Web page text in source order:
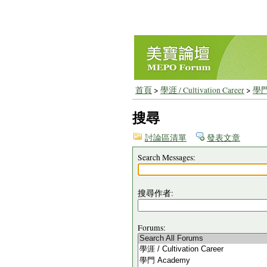
首頁> 學涯 / Cultivation Career> 學
搜尋
討論區清單
發表文章
Search Messages:
搜尋作者:
Forums: